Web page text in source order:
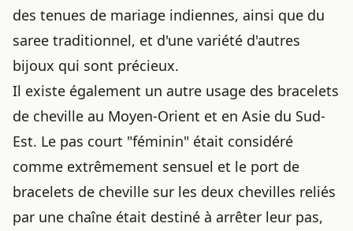
des tenues de mariage indiennes, ainsi que du
saree traditionnel, et d'une variété d'autres
bijoux qui sont précieux.
Il existe également un autre usage des bracelets
de cheville au Moyen-Orient et en Asie du Sud-
Est. Le pas court "féminin" était considéré
comme extrêmement sensuel et le port de
bracelets de cheville sur les deux chevilles reliés
par une chaîne était destiné à arrêter leur pas,